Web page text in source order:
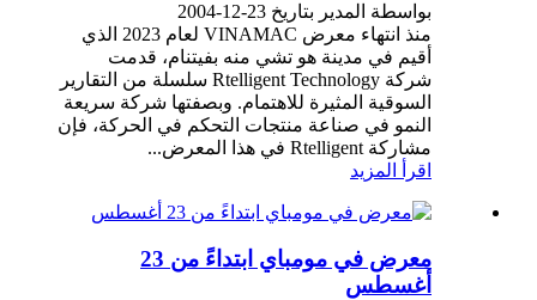
بواسطة المدير بتاريخ 23-12-2004
منذ انتهاء معرض VINAMAC لعام 2023 الذي
أقيم في مدينة هو تشي منه بفيتنام، قدمت
شركة Rtelligent Technology سلسلة من التقارير
السوقية المثيرة للاهتمام. وبصفتها شركة سريعة
النمو في صناعة منتجات التحكم في الحركة، فإن
مشاركة Rtelligent في هذا المعرض...
اقرأ المزيد
معرض في مومباي ابتداءً من 23
أغسطس